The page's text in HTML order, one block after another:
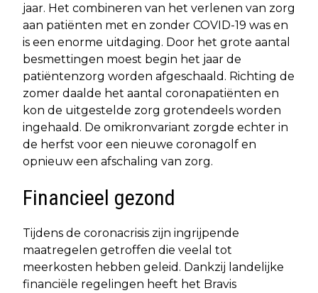
jaar. Het combineren van het verlenen van zorg
aan patiënten met en zonder COVID-19 was en
is een enorme uitdaging. Door het grote aantal
besmettingen moest begin het jaar de
patiëntenzorg worden afgeschaald. Richting de
zomer daalde het aantal coronapatiënten en
kon de uitgestelde zorg grotendeels worden
ingehaald. De omikronvariant zorgde echter in
de herfst voor een nieuwe coronagolf en
opnieuw een afschaling van zorg.
Financieel gezond
Tijdens de coronacrisis zijn ingrijpende
maatregelen getroffen die veelal tot
meerkosten hebben geleid. Dankzij landelijke
financiële regelingen heeft het Bravis